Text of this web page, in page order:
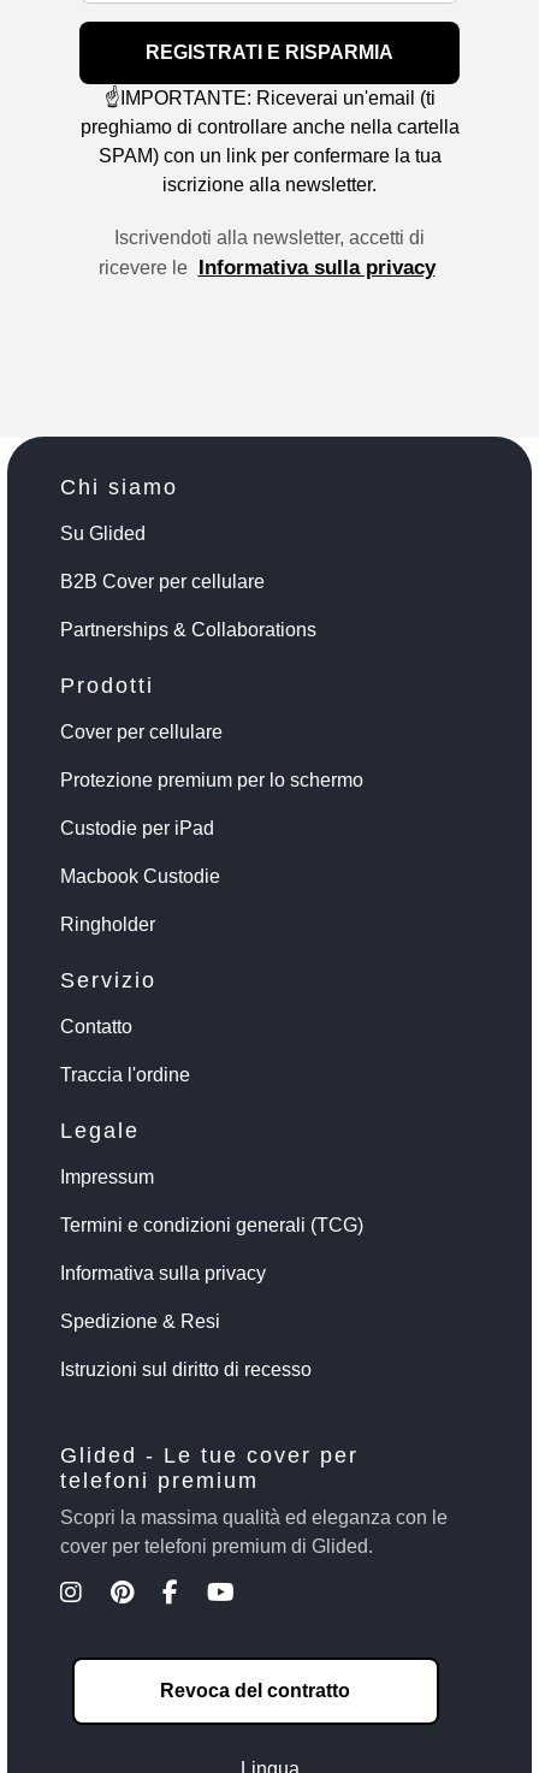
REGISTRATI E RISPARMIA
☝️IMPORTANTE: Riceverai un'email (ti
preghiamo di controllare anche nella cartella
SPAM) con un link per confermare la tua
iscrizione alla newsletter.
Iscrivendoti alla newsletter, accetti di
ricevere le Informativa sulla privacy
Chi siamo
Su Glided
B2B Cover per cellulare
Partnerships & Collaborations
Prodotti
Cover per cellulare
Protezione premium per lo schermo
Custodie per iPad
Macbook Custodie
Ringholder
Servizio
Contatto
Traccia l'ordine
Legale
Impressum
Termini e condizioni generali (TCG)
Informativa sulla privacy
Spedizione & Resi
Istruzioni sul diritto di recesso
Glided - Le tue cover per
telefoni premium
Scopri la massima qualità ed eleganza con le
cover per telefoni premium di Glided.
Revoca del contratto
Lingua